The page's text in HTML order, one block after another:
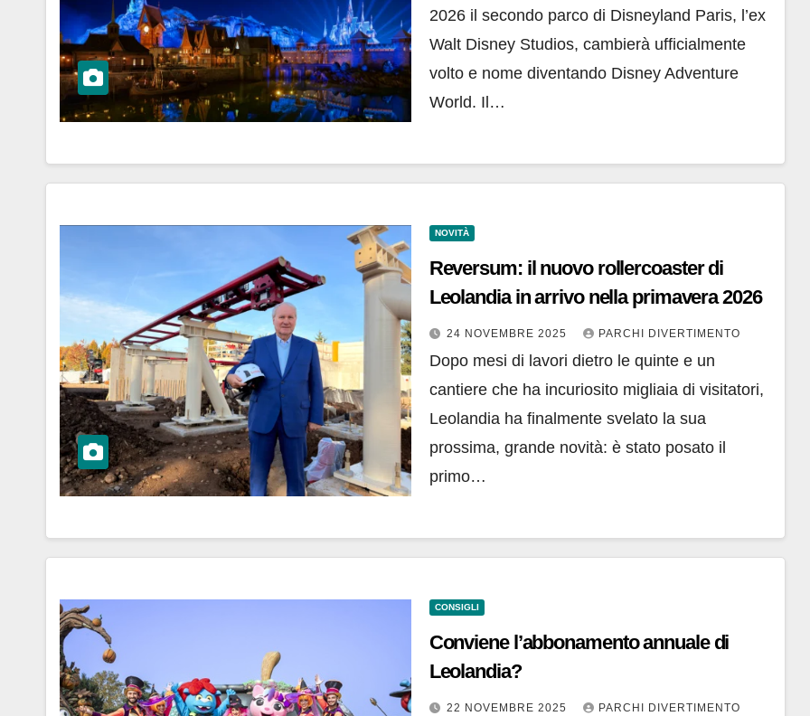
2026 il secondo parco di Disneyland Paris, l’ex
Walt Disney Studios, cambierà ufficialmente
volto e nome diventando Disney Adventure
World. Il…
NOVITÀ
Reversum: il nuovo rollercoaster di
Leolandia in arrivo nella primavera 2026
24 NOVEMBRE 2025 PARCHI DIVERTIMENTO
Dopo mesi di lavori dietro le quinte e un
cantiere che ha incuriosito migliaia di visitatori,
Leolandia ha finalmente svelato la sua
prossima, grande novità: è stato posato il
primo…
CONSIGLI
Conviene l’abbonamento annuale di
Leolandia?
22 NOVEMBRE 2025 PARCHI DIVERTIMENTO